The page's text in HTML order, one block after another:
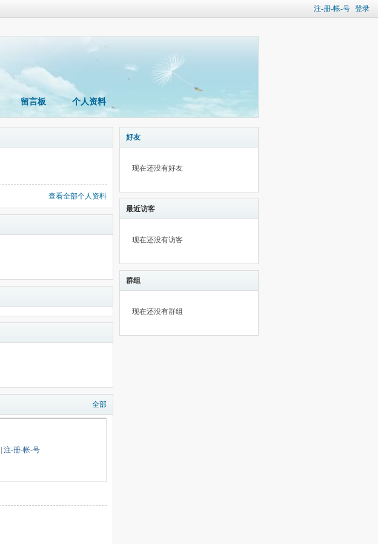
注-册-帐-号 登录
留言板 个人资料
查看全部个人资料
全部
注-册-帐-号
好友
现在还没有好友
最近访客
现在还没有访客
群组
现在还没有群组